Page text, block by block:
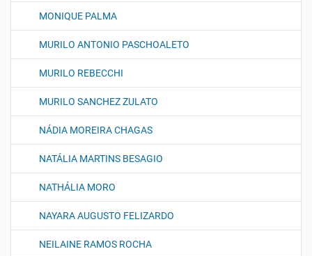
MONIQUE PALMA
MURILO ANTONIO PASCHOALETO
MURILO REBECCHI
MURILO SANCHEZ ZULATO
NÁDIA MOREIRA CHAGAS
NATÁLIA MARTINS BESAGIO
NATHÁLIA MORO
NAYARA AUGUSTO FELIZARDO
NEILAINE RAMOS ROCHA